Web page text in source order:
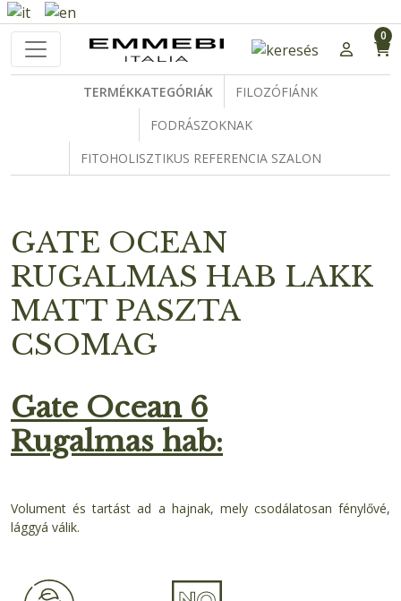
TERMÉKKATEGÓRIÁK
FILOZÓFIÁNK
FODRÁSZOKNAK
FITOHOLISZTIKUS REFERENCIA SZALON
0
GATE OCEAN
RUGALMAS HAB LAKK
MATT PASZTA
CSOMAG
Gate Ocean 6
Rugalmas hab:
Volument és tartást ad a hajnak, mely csodálatosan fénylővé,
lággyá válik.